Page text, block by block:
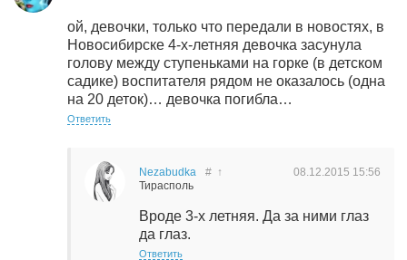
ой, девочки, только что передали в новостях, в
Новосибирске 4-х-летняя девочка засунула
голову между ступеньками на горке (в детском
садике) воспитателя рядом не оказалось (одна
на 20 деток)… девочка погибла…
Ответить
Nezabudka
Тирасполь
08.12.2015 15:56
# ↑
Вроде 3-х летняя. Да за ними глаз
да глаз.
Ответить